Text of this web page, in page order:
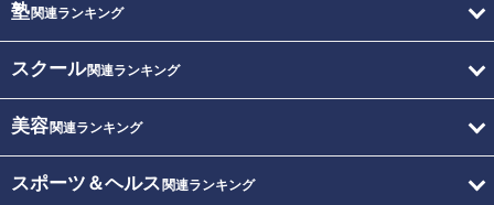
塾関連ランキング
スクール関連ランキング
美容関連ランキング
スポーツ＆ヘルス 関連ランキング